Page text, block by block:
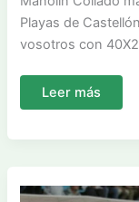
Playas de
vosotros con
WANAPIX
triunfos
líder
Leer más